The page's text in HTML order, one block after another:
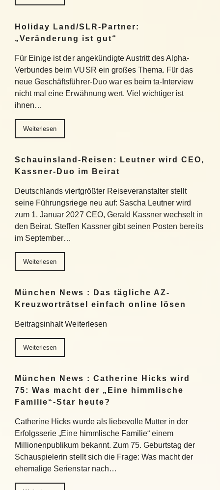
Holiday Land/SLR-Partner:
„Veränderung ist gut“
Für Einige ist der angekündigte Austritt des Alpha-
Verbundes beim VUSR ein großes Thema. Für das
neue Geschäftsführer-Duo war es beim ta-Interview
nicht mal eine Erwähnung wert. Viel wichtiger ist
ihnen…
Weiterlesen
Schauinsland-Reisen: Leutner wird CEO,
Kassner-Duo im Beirat
Deutschlands viertgrößter Reiseveranstalter stellt
seine Führungsriege neu auf: Sascha Leutner wird
zum 1. Januar 2027 CEO, Gerald Kassner wechselt in
den Beirat. Steffen Kassner gibt seinen Posten bereits
im September…
Weiterlesen
München News : Das tägliche AZ-
Kreuzworträtsel einfach online lösen
Beitragsinhalt Weiterlesen
Weiterlesen
München News : Catherine Hicks wird
75: Was macht der „Eine himmlische
Familie“-Star heute?
Catherine Hicks wurde als liebevolle Mutter in der
Erfolgsserie „Eine himmlische Familie“ einem
Millionenpublikum bekannt. Zum 75. Geburtstag der
Schauspielerin stellt sich die Frage: Was macht der
ehemalige Serienstar nach…